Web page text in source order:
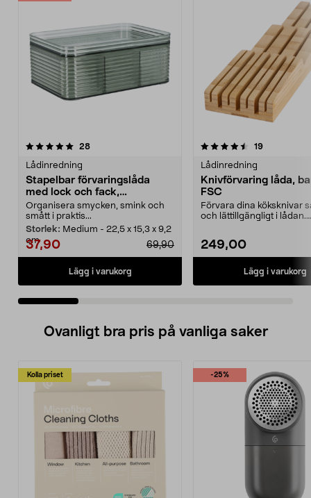
28recensioner
Lådinredning
Stapelbar förvaringslåda
med lock och fack,
transparent grön
Organisera smycken, smink och
smått i praktis...
Storlek: Medium - 22,5 x 15,3 x 9,2
cm
37,90 69,90
Lägg i varukorg
4.5 av 5 stjärnor 19recensioner
Lådinredning
Knivförvaring låda,
FSC
Förvara dina köksknivar
och lättillgängligt i lådan.
249,00
Lägg i varukorg
5.0 av 5 stjärnor
Ovanligt bra pris på vanliga saker
Kolla priset -25%